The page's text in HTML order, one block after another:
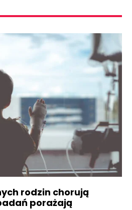
rodzin chorują
porażają